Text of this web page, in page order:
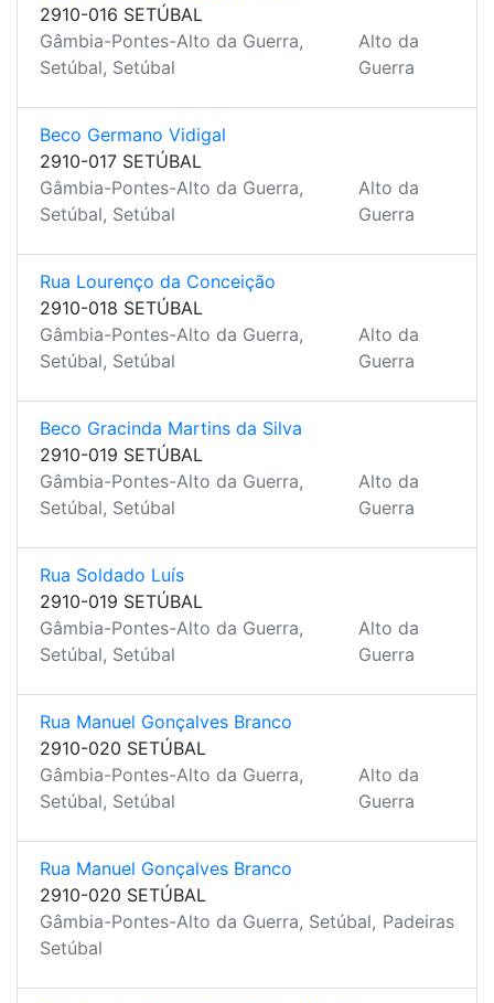
2910-016 SETÚBAL
Gâmbia-Pontes-Alto da Guerra,
Setúbal, Setúbal
Alto da
Guerra
Beco Germano Vidigal
2910-017 SETÚBAL
Gâmbia-Pontes-Alto da Guerra,
Setúbal, Setúbal
Alto da
Guerra
Rua Lourenço da Conceição
2910-018 SETÚBAL
Gâmbia-Pontes-Alto da Guerra,
Setúbal, Setúbal
Alto da
Guerra
Beco Gracinda Martins da Silva
2910-019 SETÚBAL
Gâmbia-Pontes-Alto da Guerra,
Setúbal, Setúbal
Alto da
Guerra
Rua Soldado Luís
2910-019 SETÚBAL
Gâmbia-Pontes-Alto da Guerra,
Setúbal, Setúbal
Alto da
Guerra
Rua Manuel Gonçalves Branco
2910-020 SETÚBAL
Gâmbia-Pontes-Alto da Guerra,
Setúbal, Setúbal
Alto da
Guerra
Rua Manuel Gonçalves Branco
2910-020 SETÚBAL
Gâmbia-Pontes-Alto da Guerra, Setúbal,
Setúbal
Padeiras